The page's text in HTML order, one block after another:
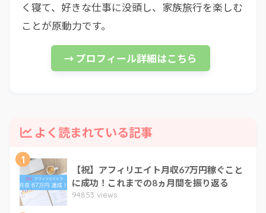
く寝て、好きな仕事に没頭し、家族旅行を楽しむ
ことが原動力です。
→ プロフィール詳細はこちら
よく読まれている記事
1
【祝】アフィリエイト月収67万円稼ぐこと
に成功！これまでの8ヵ月間を振り返る
94853 views